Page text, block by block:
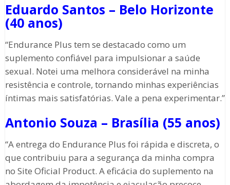
Eduardo Santos – Belo Horizonte
(40 anos)
“Endurance Plus tem se destacado como um
suplemento confiável para impulsionar a saúde
sexual. Notei uma melhora considerável na minha
resistência e controle, tornando minhas experiências
íntimas mais satisfatórias. Vale a pena experimentar.”
Antonio Souza – Brasília (55 anos)
“A entrega do Endurance Plus foi rápida e discreta, o
que contribuiu para a segurança da minha compra
no Site Oficial Product. A eficácia do suplemento na